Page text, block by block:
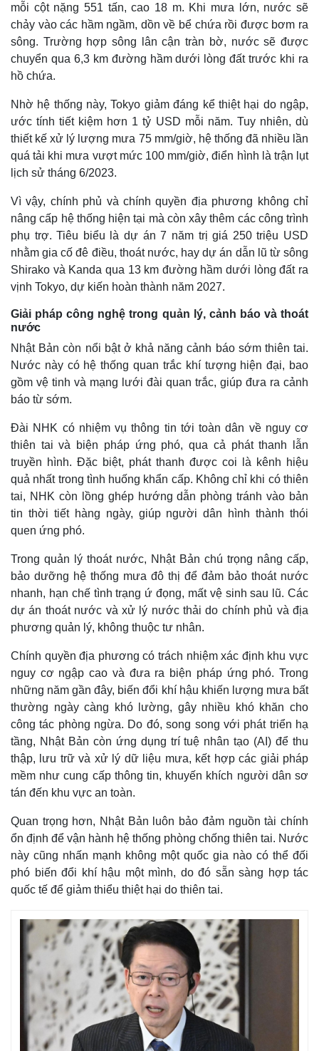
Kinh tế
Bất động sản
Khởi nghiệp
Thị trường
Giá vàng
Tiêu dùng
Tỷ giá
Chứng khoán
Giá cà phê
mỗi cột nặng 551 tấn, cao 18 m. Khi mưa lớn, nước sẽ
chảy vào các hầm ngầm, dồn về bể chứa rồi được bơm ra
sông. Trường hợp sông lân cận tràn bờ, nước sẽ được
chuyển qua 6,3 km đường hầm dưới lòng đất trước khi ra
hồ chứa.
Nhờ hệ thống này, Tokyo giảm đáng kể thiệt hại do ngập,
ước tính tiết kiệm hơn 1 tỷ USD mỗi năm. Tuy nhiên, dù
thiết kế xử lý lượng mưa 75 mm/giờ, hệ thống đã nhiều lần
quá tải khi mưa vượt mức 100 mm/giờ, điển hình là trận lụt
lịch sử tháng 6/2023.
Vì vậy, chính phủ và chính quyền địa phương không chỉ
nâng cấp hệ thống hiện tại mà còn xây thêm các công trình
phụ trợ. Tiêu biểu là dự án 7 năm trị giá 250 triệu USD
nhằm gia cố đê điều, thoát nước, hay dự án dẫn lũ từ sông
Shirako và Kanda qua 13 km đường hầm dưới lòng đất ra
vịnh Tokyo, dự kiến hoàn thành năm 2027.
Giải pháp công nghệ trong quản lý, cảnh báo và thoát
nước
Nhật Bản còn nổi bật ở khả năng cảnh báo sớm thiên tai.
Nước này có hệ thống quan trắc khí tượng hiện đại, bao
gồm vệ tinh và mạng lưới đài quan trắc, giúp đưa ra cảnh
báo từ sớm.
Đài NHK có nhiệm vụ thông tin tới toàn dân về nguy cơ
thiên tai và biện pháp ứng phó, qua cả phát thanh lẫn
truyền hình. Đặc biệt, phát thanh được coi là kênh hiệu
quả nhất trong tình huống khẩn cấp. Không chỉ khi có thiên
tai, NHK còn lồng ghép hướng dẫn phòng tránh vào bản
tin thời tiết hàng ngày, giúp người dân hình thành thói
quen ứng phó.
Trong quản lý thoát nước, Nhật Bản chú trọng nâng cấp,
bảo dưỡng hệ thống mưa đô thị để đảm bảo thoát nước
nhanh, hạn chế tình trạng ứ đọng, mất vệ sinh sau lũ. Các
dự án thoát nước và xử lý nước thải do chính phủ và địa
phương quản lý, không thuộc tư nhân.
Chính quyền địa phương có trách nhiệm xác định khu vực
nguy cơ ngập cao và đưa ra biện pháp ứng phó. Trong
những năm gần đây, biến đổi khí hậu khiến lượng mưa bất
thường ngày càng khó lường, gây nhiều khó khăn cho
công tác phòng ngừa. Do đó, song song với phát triển hạ
tầng, Nhật Bản còn ứng dụng trí tuệ nhân tạo (AI) để thu
thập, lưu trữ và xử lý dữ liệu mưa, kết hợp các giải pháp
mềm như cung cấp thông tin, khuyến khích người dân sơ
tán đến khu vực an toàn.
Quan trọng hơn, Nhật Bản luôn bảo đảm nguồn tài chính
ổn định để vận hành hệ thống phòng chống thiên tai. Nước
này cũng nhấn mạnh không một quốc gia nào có thể đối
phó biến đổi khí hậu một mình, do đó sẵn sàng hợp tác
quốc tế để giảm thiểu thiệt hại do thiên tai.